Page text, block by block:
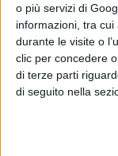
o più servizi di
informazioni, tra
durante le visite o
clic per concedere
di terze parti
di seguito nella